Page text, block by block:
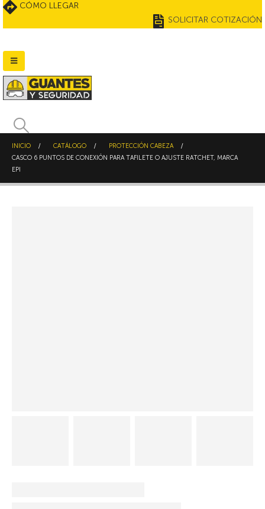
CÓMO LLEGAR
SOLICITAR COTIZACIÓN
INICIO CATÁLOGO
PROTECCIÓN CABEZA
CASCO 6 PUNTOS DE CONEXIÓN PARA TAFILETE O AJUSTE RATCHET, MARCA
EPI